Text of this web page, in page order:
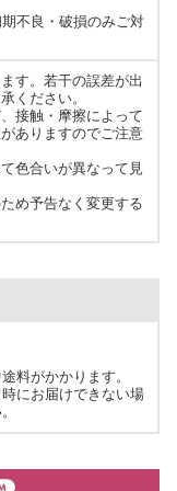
不良・破損のみご対
す。若干の誤差が出
ください。
接触・摩擦によって
ありますのでご注意
色合いが異なって見
め予告なく変更する
料がかかります。
にお届けできない場